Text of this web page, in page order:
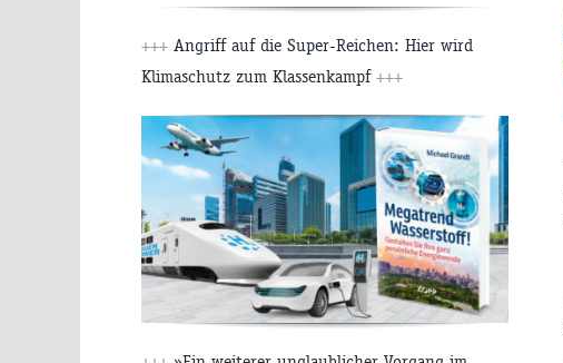
+++ Angriff auf die Super-Reichen: Hier wird
Klimaschutz zum Klassenkampf +++